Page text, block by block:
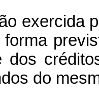
exercida
dos
do